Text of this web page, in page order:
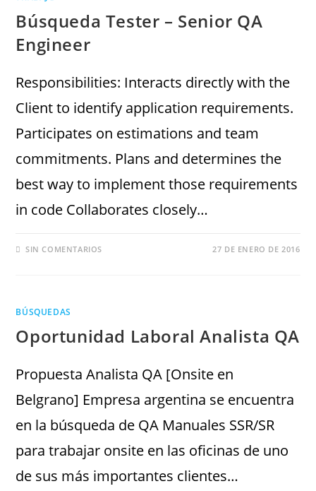
Búsqueda Tester – Senior QA
Engineer
Responsibilities: Interacts directly with the
Client to identify application requirements.
Participates on estimations and team
commitments. Plans and determines the
best way to implement those requirements
in code Collaborates closely…
SIN COMENTARIOS 27 DE ENERO DE 2016
BÚSQUEDAS
Oportunidad Laboral Analista QA
Propuesta Analista QA [Onsite en
Belgrano] Empresa argentina se encuentra
en la búsqueda de QA Manuales SSR/SR
para trabajar onsite en las oficinas de uno
de sus más importantes clientes…